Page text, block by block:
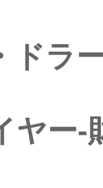
ドラ
ヤー-